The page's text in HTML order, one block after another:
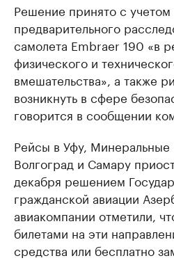
Решение принято с учетом
предварительного
самолета Embraer 190 «в
физического и
вмешательства», а также
возникнуть в сфере
говорится в сообщении
Рейсы в Уфу,
Волгоград и Самару
декабря решением
гражданской авиации
авиакомпании отметили,
билетами на эти
средства или бесплатно